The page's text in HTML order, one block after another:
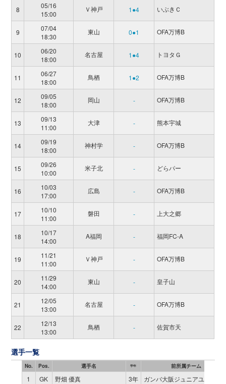
8
05/16
15:00
Ｖ神戸 1●4 いぶきＣ
9
07/04
18:30
東山 0●1 OFA万博B
10
06/20
18:00
名古屋 1●4 トヨタＧ
11
06/27
18:00
鳥栖 1●2 OFA万博B
12
09/05
18:00
岡山 - OFA万博B
13
09/13
11:00
大津 - 熊本宇城
14
09/19
18:00
神村学 - OFA万博B
15
09/26
10:00
米子北 - どらパー
16
10/03
17:00
広島 - OFA万博B
17
10/10
11:00
磐田 - 上大之郷
18
10/17
14:00
A福岡 - 福岡FC-A
19
11/21
11:00
Ｖ神戸 - OFA万博B
20
11/29
14:00
東山 - 皇子山
21
12/05
13:00
名古屋 - OFA万博B
22
12/13
13:00
鳥栖 - 佐賀市天
選手一覧
No. Pos. 選手名 学年 前所属チーム
1 GK 野畑 優真 3年 ガンバ大阪ジュニアユース